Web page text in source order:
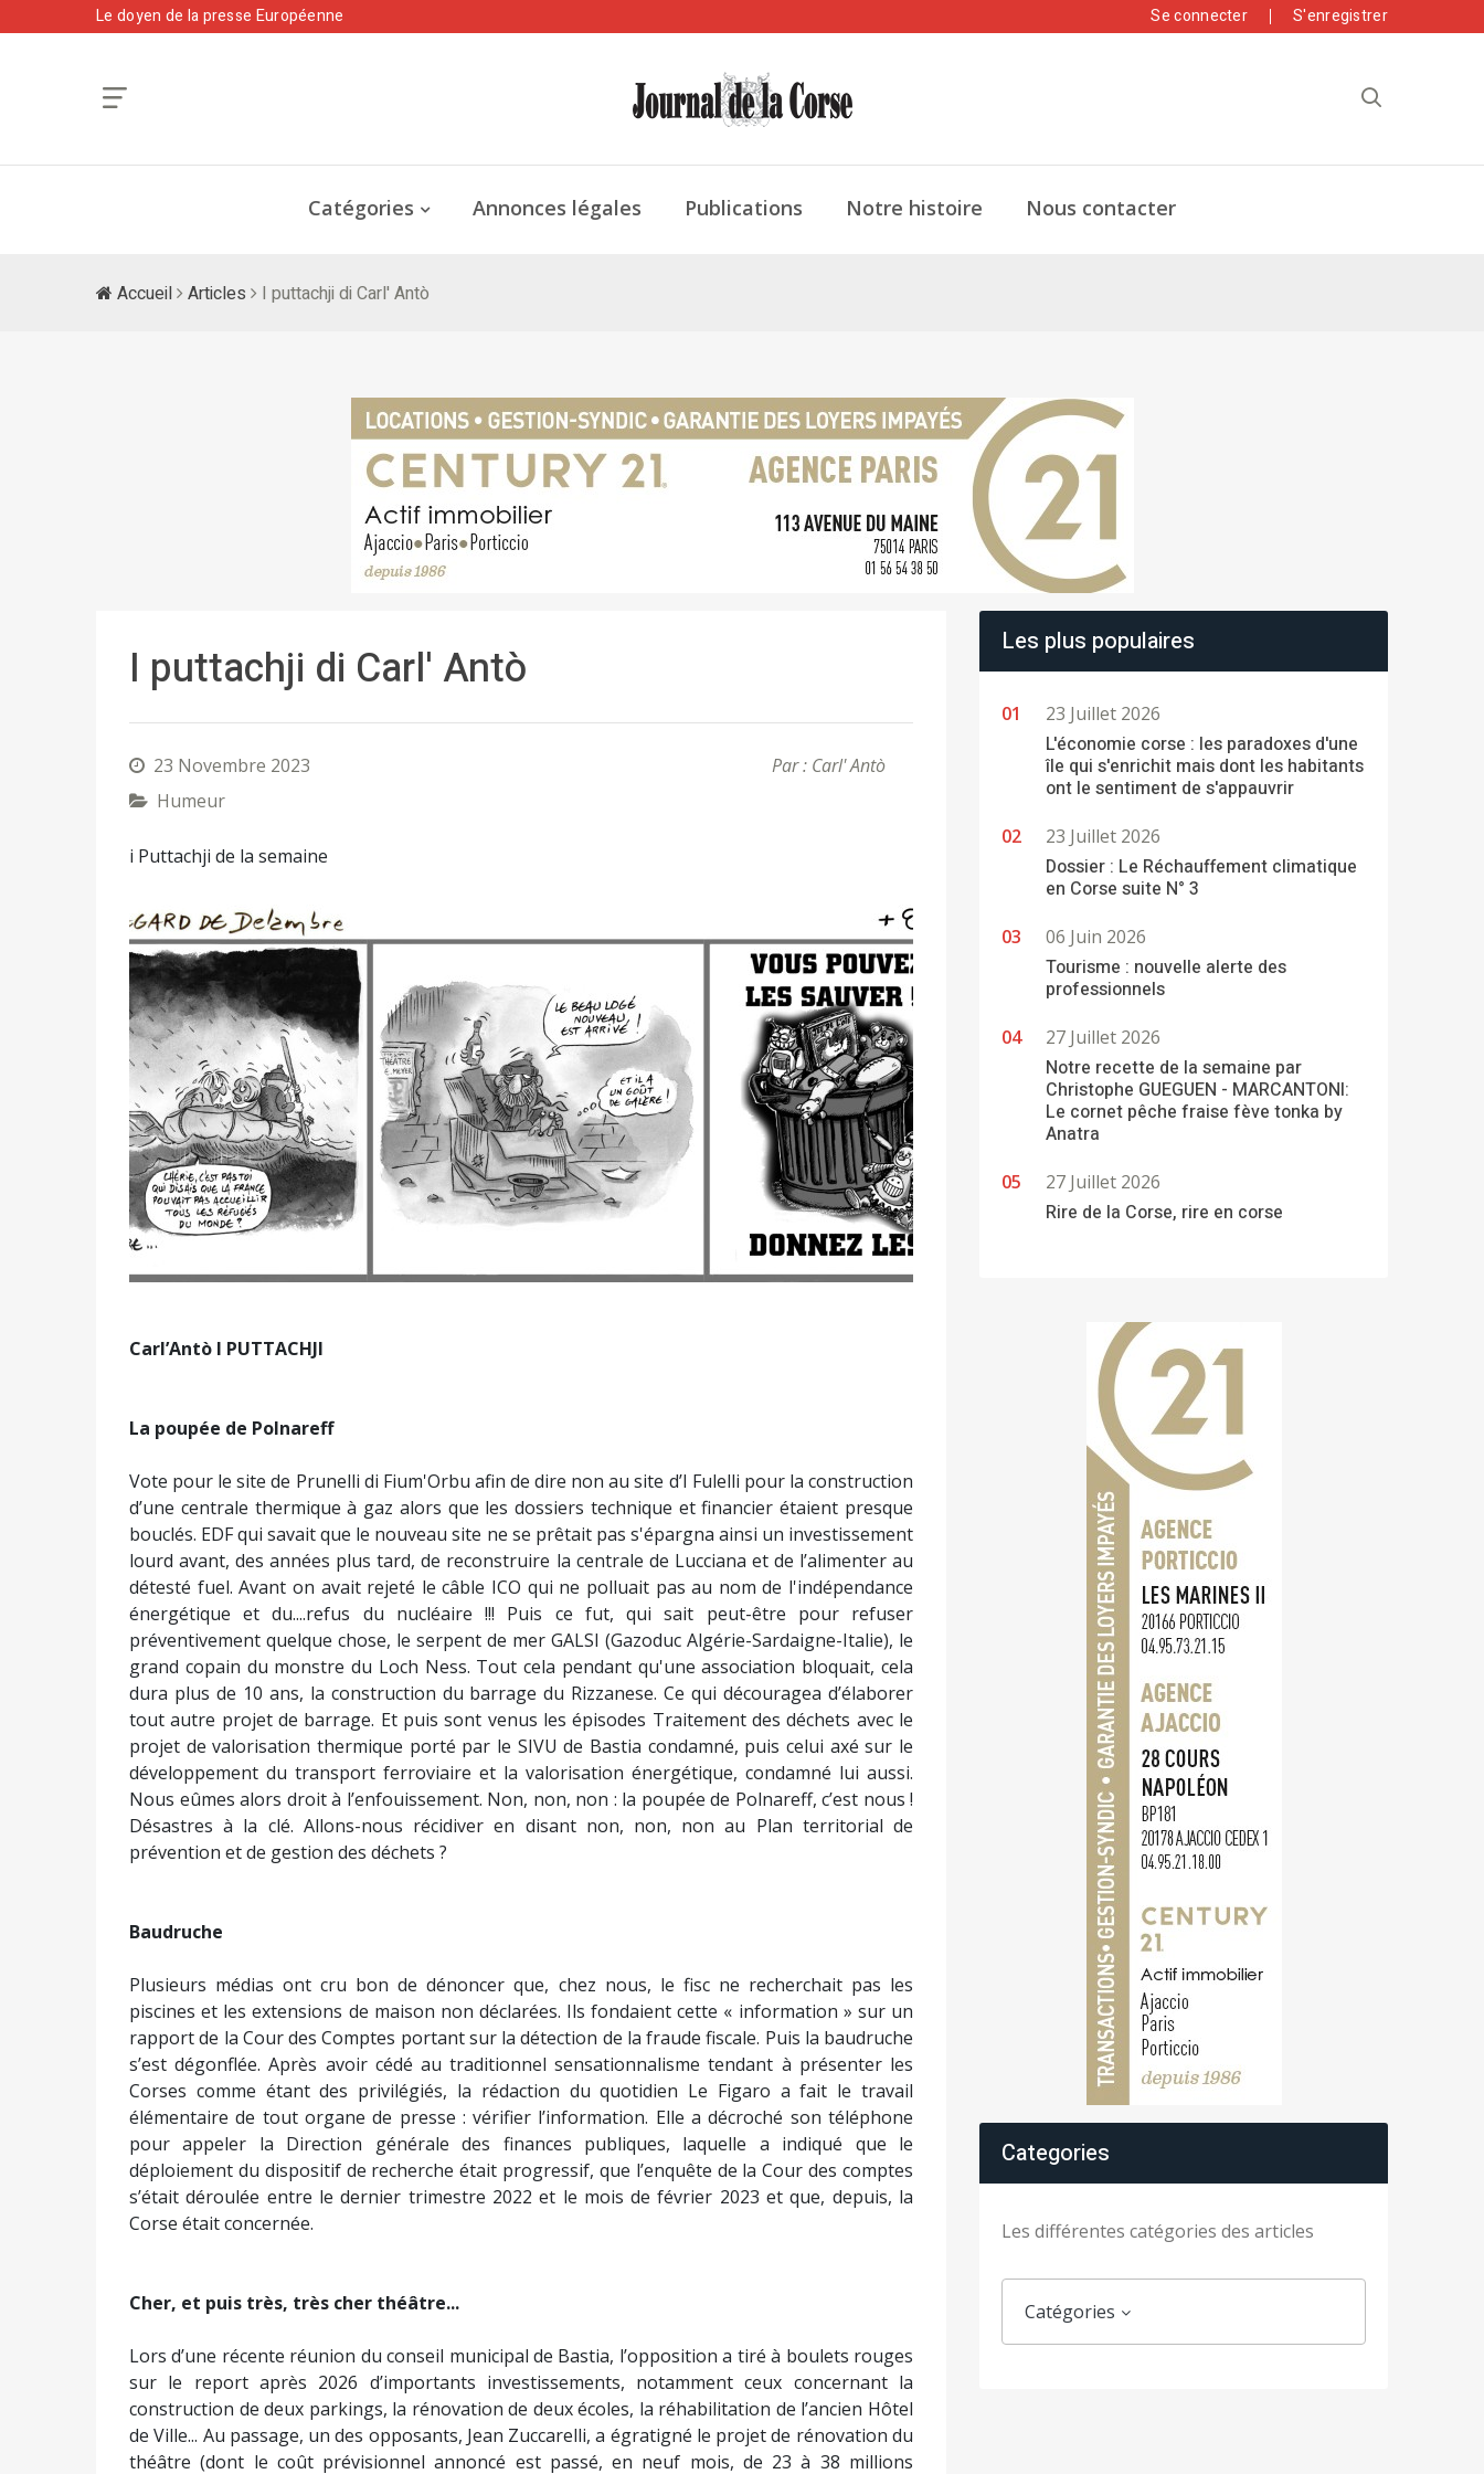
Le doyen de la presse Européenne Se connecter S'enregistrer
Catégories Annonces légales Publications Notre histoire Nous contacter
Accueil Articles I puttachji di Carl' Antò
I puttachji di Carl' Antò
23 Novembre 2023
Par : Carl' Antò
Humeur
i Puttachji de la semaine
Carl’Antò I PUTTACHJI
La poupée de Polnareff
Vote pour le site de Prunelli di Fium'Orbu afin de dire non au site d’I Fulelli pour la construction
d’une centrale thermique à gaz alors que les dossiers technique et financier étaient presque
bouclés. EDF qui savait que le nouveau site ne se prêtait pas s'épargna ainsi un investissement
lourd avant, des années plus tard, de reconstruire la centrale de Lucciana et de l’alimenter au
détesté fuel. Avant on avait rejeté le câble ICO qui ne polluait pas au nom de l'indépendance
énergétique et du....refus du nucléaire !!! Puis ce fut, qui sait peut-être pour refuser
préventivement quelque chose, le serpent de mer GALSI (Gazoduc Algérie-Sardaigne-Italie), le
grand copain du monstre du Loch Ness. Tout cela pendant qu'une association bloquait, cela
dura plus de 10 ans, la construction du barrage du Rizzanese. Ce qui découragea d’élaborer
tout autre projet de barrage. Et puis sont venus les épisodes Traitement des déchets avec le
projet de valorisation thermique porté par le SIVU de Bastia condamné, puis celui axé sur le
développement du transport ferroviaire et la valorisation énergétique, condamné lui aussi.
Nous eûmes alors droit à l’enfouissement. Non, non, non : la poupée de Polnareff, c’est nous !
Désastres à la clé. Allons-nous récidiver en disant non, non, non au Plan territorial de
prévention et de gestion des déchets ?
Baudruche
Plusieurs médias ont cru bon de dénoncer que, chez nous, le fisc ne recherchait pas les
piscines et les extensions de maison non déclarées. Ils fondaient cette « information » sur un
rapport de la Cour des Comptes portant sur la détection de la fraude fiscale. Puis la baudruche
s’est dégonflée. Après avoir cédé au traditionnel sensationnalisme tendant à présenter les
Corses comme étant des privilégiés, la rédaction du quotidien Le Figaro a fait le travail
élémentaire de tout organe de presse : vérifier l’information. Elle a décroché son téléphone
pour appeler la Direction générale des finances publiques, laquelle a indiqué que le
déploiement du dispositif de recherche était progressif, que l’enquête de la Cour des comptes
s’était déroulée entre le dernier trimestre 2022 et le mois de février 2023 et que, depuis, la
Corse était concernée.
Cher, et puis très, très cher théâtre...
Lors d’une récente réunion du conseil municipal de Bastia, l’opposition a tiré à boulets rouges
sur le report après 2026 d’importants investissements, notamment ceux concernant la
construction de deux parkings, la rénovation de deux écoles, la réhabilitation de l’ancien Hôtel
de Ville... Au passage, un des opposants, Jean Zuccarelli, a égratigné le projet de rénovation du
théâtre (dont le coût prévisionnel annoncé est passé, en neuf mois, de 23 à 38 millions
Les plus populaires
23 Juillet 2026
L'économie corse : les paradoxes d'une
île qui s'enrichit mais dont les habitants
ont le sentiment de s'appauvrir
23 Juillet 2026
Dossier : Le Réchauffement climatique
en Corse suite N° 3
06 Juin 2026
Tourisme : nouvelle alerte des
professionnels
27 Juillet 2026
Notre recette de la semaine par
Christophe GUEGUEN - MARCANTONI:
Le cornet pêche fraise fève tonka by
Anatra
27 Juillet 2026
Rire de la Corse, rire en corse
Categories
Les différentes catégories des articles
Catégories